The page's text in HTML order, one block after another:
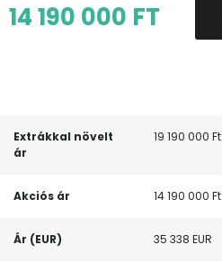
14 190 000 FT
Extrákkal növelt
ár
19 190 000 Ft
Akciós ár 14 190 000 Ft
Ár (EUR) 35 338 EUR